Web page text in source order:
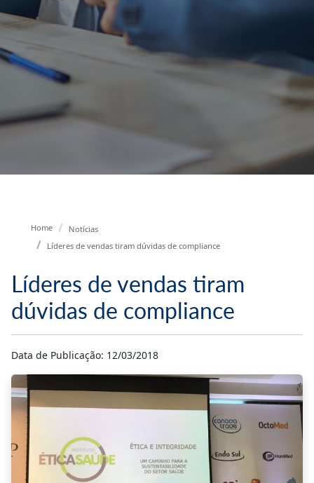
Home
Notícias
Líderes de vendas tiram dúvidas de compliance
Líderes de vendas tiram
dúvidas de compliance
Data de Publicação: 12/03/2018